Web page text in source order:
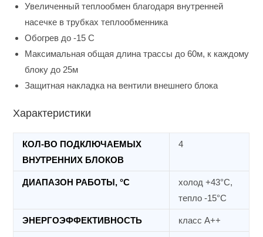
Увеличенный теплообмен благодаря внутренней
насечке в трубках теплообменника
Обогрев до -15 С
Максимальная общая длина трассы до 60м, к каждому
блоку до 25м
Защитная накладка на вентили внешнего блока
Характеристики
КОЛ-ВО ПОДКЛЮЧАЕМЫХ
ВНУТРЕННИХ БЛОКОВ
4
ДИАПАЗОН РАБОТЫ, °C
холод +43°C,
тепло -15°C
ЭНЕРГОЭФФЕКТИВНОСТЬ класс А++